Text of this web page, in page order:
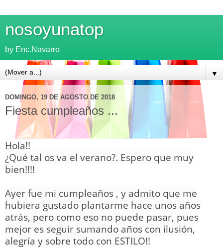
nosoyunatop
by Enc.Navarro
▼
DOMINGO, 19 DE AGOSTO DE 2018
Fiesta cumpleaños ...
Hola!!
¿Qué tal os va el verano?. Espero que muy
bien!!!!
Ayer fue mi cumpleaños , y admito que me
hubiera gustado plantarme hace unos años
atrás, pero como eso no puede pasar, pues
mejor es seguir sumando años con ilusión,
alegría y sobre todo con ESTILO!!